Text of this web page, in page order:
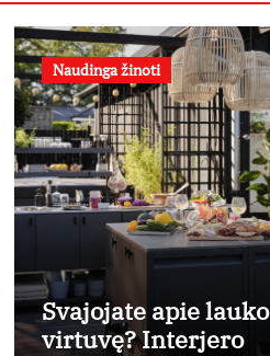
Naudinga žinoti
Svajojate apie lauko
virtuvę? Interjero